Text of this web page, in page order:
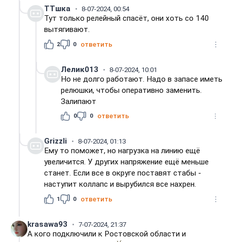
TTшка 8-07-2024, 00:54
Тут только релейный спасёт, они хоть со 140
вытягивают.
2 0 ответить
Лелик013 8-07-2024, 10:01
Но не долго работают. Надо в запасе иметь
релюшки, чтобы оперативно заменить.
Залипают
0 0 ответить
Grizzli 8-07-2024, 01:13
Ему то поможет, но нагрузка на линию ещё
увеличится. У других напряжение ещё меньше
станет. Если все в округе поставят стабы -
наступит коллапс и вырубился все нахрен.
1 0 ответить
krasawa93 7-07-2024, 21:37
А кого подключили к Ростовской области и